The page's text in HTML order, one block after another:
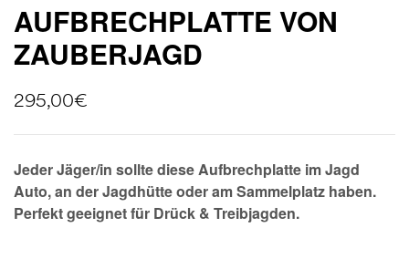
AUFBRECHPLATTE VON
ZAUBERJAGD
295,00€
Jeder Jäger/in sollte diese Aufbrechplatte im Jagd
Auto, an der Jagdhütte oder am Sammelplatz haben.
Perfekt geeignet für Drück & Treibjagden.